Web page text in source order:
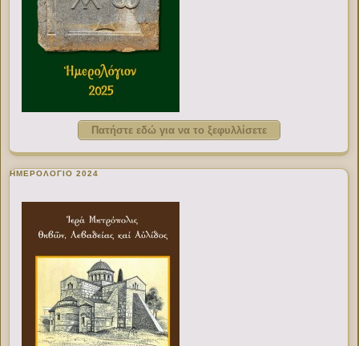
Πατήστε εδώ για να το ξεφυλλίσετε
ΗΜΕΡΟΛΟΓΙΟ 2024